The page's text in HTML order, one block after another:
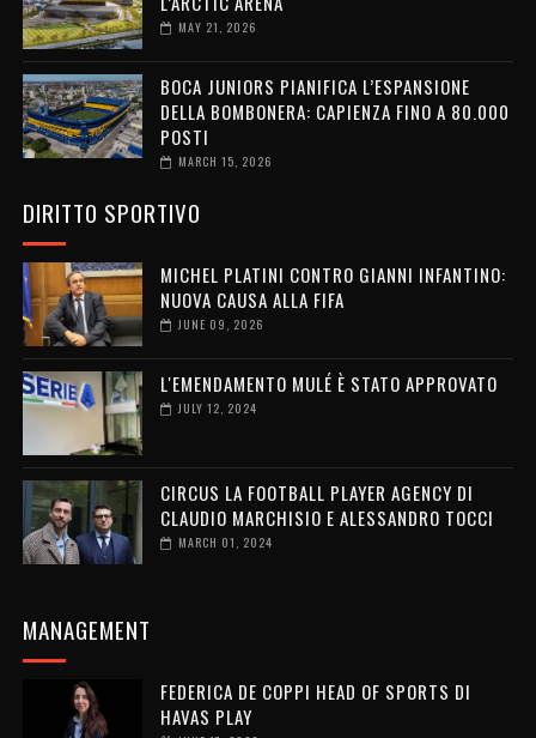
MAY 21, 2026
BOCA JUNIORS PIANIFICA L’ESPANSIONE
DELLA BOMBONERA: CAPIENZA FINO A 80.000
POSTI
MARCH 15, 2026
DIRITTO SPORTIVO
MICHEL PLATINI CONTRO GIANNI INFANTINO:
NUOVA CAUSA ALLA FIFA
JUNE 09, 2026
L'EMENDAMENTO MULÉ È STATO APPROVATO
JULY 12, 2024
CIRCUS LA FOOTBALL PLAYER AGENCY DI
CLAUDIO MARCHISIO E ALESSANDRO TOCCI
MARCH 01, 2024
MANAGEMENT
FEDERICA DE COPPI HEAD OF SPORTS DI
HAVAS PLAY